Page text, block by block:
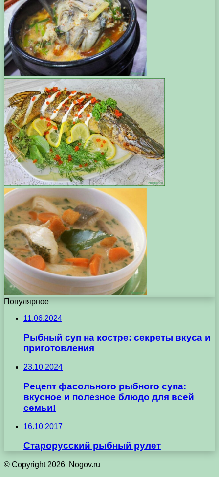
Популярное
11.06.2024
Рыбный суп на костре: секреты вкуса и
приготовления
23.10.2024
Рецепт фасольного рыбного супа:
вкусное и полезное блюдо для всей
семьи!
16.10.2017
Старорусский рыбный рулет
© Copyright 2026, Nogov.ru